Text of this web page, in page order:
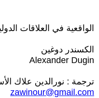
الواقعية في العلاقات
الكسندر دوغين
Alexander Dugin
ترجمة : نورالدين علاك
zawinour@gmail.com